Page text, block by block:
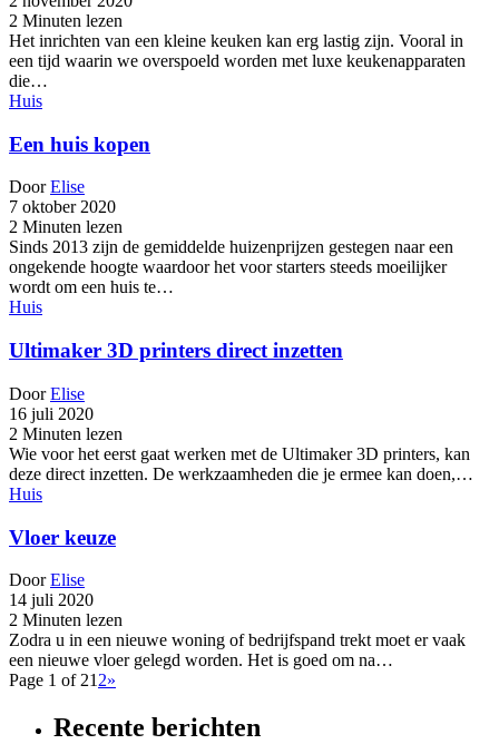
2 Minuten lezen
Het inrichten van een kleine keuken kan erg lastig zijn. Vooral in
een tijd waarin we overspoeld worden met luxe keukenapparaten
die…
Huis
Een huis kopen
DoorElise
7 oktober 2020
2 Minuten lezen
Sinds 2013 zijn de gemiddelde huizenprijzen gestegen naar een
ongekende hoogte waardoor het voor starters steeds moeilijker
wordt om een huis te…
Huis
Ultimaker 3D printers direct inzetten
DoorElise
16 juli 2020
2 Minuten lezen
Wie voor het eerst gaat werken met de Ultimaker 3D printers, kan
deze direct inzetten. De werkzaamheden die je ermee kan doen,…
Huis
Vloer keuze
DoorElise
14 juli 2020
2 Minuten lezen
Zodra u in een nieuwe woning of bedrijfspand trekt moet er vaak
een nieuwe vloer gelegd worden. Het is goed om na…
Page 1 of 21 2»
Recente berichten